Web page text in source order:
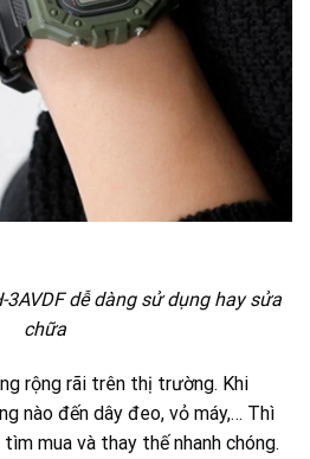
3AVDF dễ dàng sử dụng hay sửa
chữa
rộng rãi trên thị trường. Khi
nào đến dây đeo, vỏ máy,… Thì
mua và thay thế nhanh chóng.